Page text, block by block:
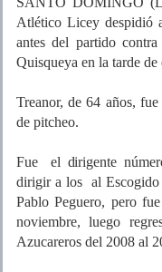
Atlético Licey despidió
antes del partido
Quisqueya en la tarde de
Treanor, de 64 años,
de pitcheo.
Fue el dirigente
dirigir a los al Escogido
Pablo Peguero, pero
noviembre, luego
Azucareros del 2008 al